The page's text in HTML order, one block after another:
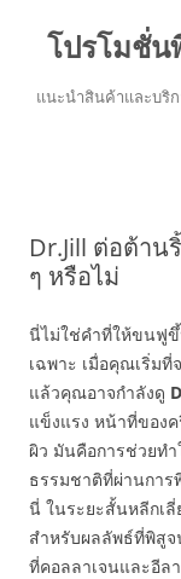
โปรโมชั่น
แนะนำสินค้าและบริ
Dr.Jill ต่อต้าน
ๆ หรือไม่
นี่ไม่ใช่คำที่ให้ขนฟูขึ้
เฉพาะ เมื่อคุณเริ่ม
แล้วคุณอาจกำลังดู
แข็งแรง หน้าที่ของ
ผิว มันคือการช่วยท
ธรรมชาติที่ผ่านการ
นี่ ในระยะสั้นหลีกเ
สำหรับผลลัพธ์ที่พิสู
ที่คอลลาเจนและอีล